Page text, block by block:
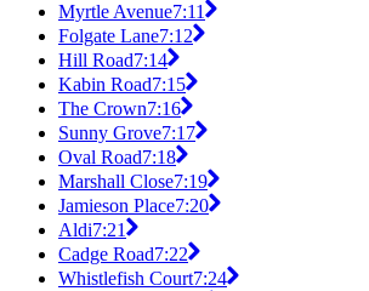
Myrtle Avenue7:11
Folgate Lane7:12
Hill Road7:14
Kabin Road7:15
The Crown7:16
Sunny Grove7:17
Oval Road7:18
Marshall Close7:19
Jamieson Place7:20
Aldi7:21
Cadge Road7:22
Whistlefish Court7:24